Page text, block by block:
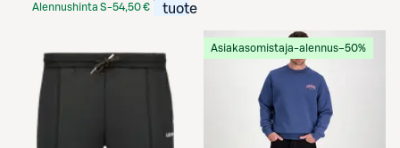
Alennushinta S-54,50 €
tuote
Asiakasomistaja-alennus−50%